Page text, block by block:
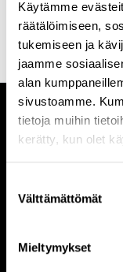
Käytämme
räätälöimiseen,
tukemiseen ja
jaamme
alan
sivustoamme.
tietoja muihin
kerätty, kun olet
valinta
Välttämättömät
Mieltymykset
Sivut
Yrityksille